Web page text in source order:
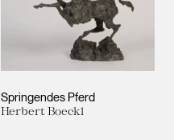
Springendes Pferd
Herbert Boeckl